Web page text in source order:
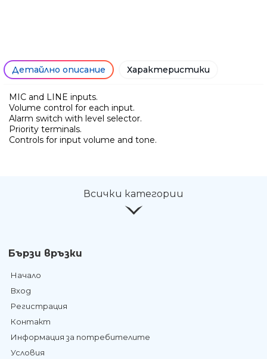
Детайлно описание Характеристики
MIC and LINE inputs.
Volume control for each input.
Alarm switch with level selector.
Priority terminals.
Controls for input volume and tone.
Всички категории
Бързи връзки
Начало
Вход
Регистрация
Контакт
Информация за потребителите
Условия